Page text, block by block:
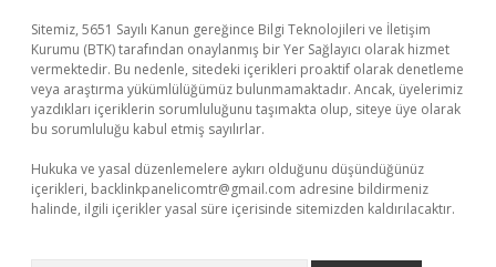
Sitemiz, 5651 Sayılı Kanun gereğince Bilgi Teknolojileri ve İletişim
Kurumu (BTK) tarafından onaylanmış bir Yer Sağlayıcı olarak hizmet
vermektedir. Bu nedenle, sitedeki içerikleri proaktif olarak denetleme
veya araştırma yükümlülüğümüz bulunmamaktadır. Ancak, üyelerimiz
yazdıkları içeriklerin sorumluluğunu taşımakta olup, siteye üye olarak
bu sorumluluğu kabul etmiş sayılırlar.
Hukuka ve yasal düzenlemelere aykırı olduğunu düşündüğünüz
içerikleri, backlinkpanelicomtr@gmail.com adresine bildirmeniz
halinde, ilgili içerikler yasal süre içerisinde sitemizden kaldırılacaktır.